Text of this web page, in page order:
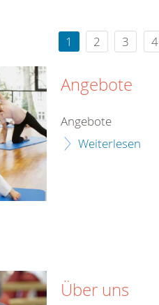
rund um die Uhr
1
2 3 4
Angebote
Angebote
Weiterlesen
Über uns